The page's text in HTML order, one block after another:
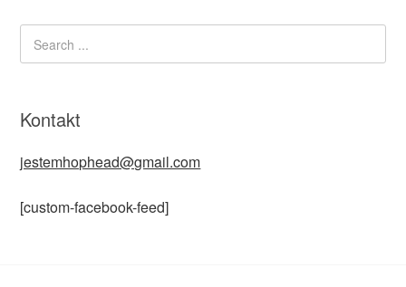
Kontakt
jestemhophead@gmail.com
[custom-facebook-feed]